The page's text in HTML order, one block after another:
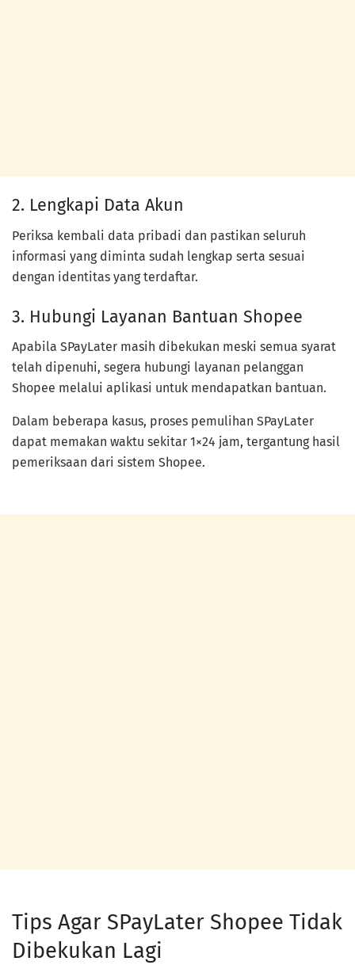
2. Lengkapi Data Akun
Periksa kembali data pribadi dan pastikan seluruh
informasi yang diminta sudah lengkap serta sesuai
dengan identitas yang terdaftar.
3. Hubungi Layanan Bantuan Shopee
Apabila SPayLater masih dibekukan meski semua syarat
telah dipenuhi, segera hubungi layanan pelanggan
Shopee melalui aplikasi untuk mendapatkan bantuan.
Dalam beberapa kasus, proses pemulihan SPayLater
dapat memakan waktu sekitar 1×24 jam, tergantung hasil
pemeriksaan dari sistem Shopee.
Tips Agar SPayLater Shopee Tidak
Dibekukan Lagi